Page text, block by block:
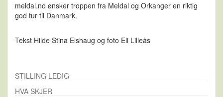
meldal.no ønsker troppen fra Meldal og Orkanger en riktig
god tur til Danmark.
Tekst Hilde Stina Elshaug og foto Eli Lilleås
STILLING LEDIG
HVA SKJER